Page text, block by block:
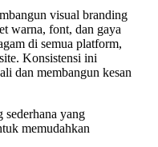
visual branding
warna, font, dan gaya
di semua platform,
Konsistensi ini
dan membangun kesan
sederhana yang
memudahkan